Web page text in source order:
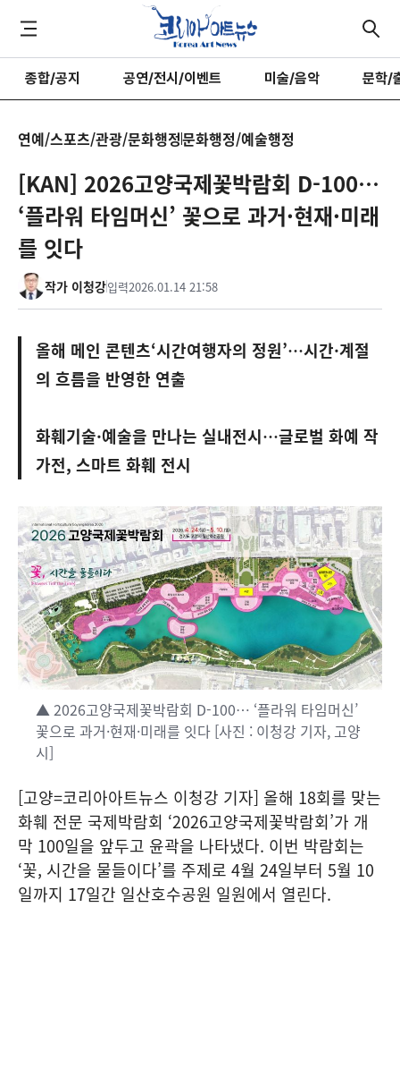
종합/공지 공연/전시/이벤트 미술/음악 문학/
연예/스포츠/관광/문화행정문화행정/예술행정
[KAN] 2026고양국제꽃박람회 D-100…
‘플라워 타임머신’ 꽃으로 과거·현재·미래
를 잇다
작가 이청강입력2026.01.14 21:58
올해 메인 콘텐츠‘시간여행자의 정원’…시간·계절
의 흐름을 반영한 연출
화훼기술·예술을 만나는 실내전시…글로벌 화예 작
가전, 스마트 화훼 전시
▲ 2026고양국제꽃박람회 D-100… ‘플라워 타임머신’
꽃으로 과거·현재·미래를 잇다 [사진 : 이청강 기자, 고양
시]
[고양=코리아아트뉴스 이청강 기자] 올해 18회를 맞는
화훼 전문 국제박람회 ‘2026고양국제꽃박람회’가 개
막 100일을 앞두고 윤곽을 나타냈다. 이번 박람회는
‘꽃, 시간을 물들이다’를 주제로 4월 24일부터 5월 10
일까지 17일간 일산호수공원 일원에서 열린다.